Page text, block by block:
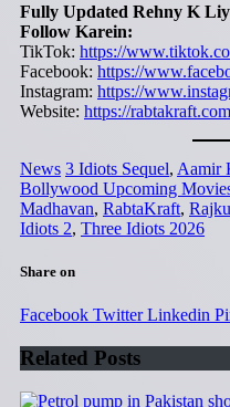
Fully Updated Rehny K
Follow Karein:
TikTok: https://
Facebook: https://
Instagram: https://
Website: https://
News 3 Idiots Sequel, Aamir
Bollywood Upcoming
Madhavan, RabtaKraft,
Idiots 2, Three Idiots 2026
Share on
Facebook TwitterLinkedin
Related Posts